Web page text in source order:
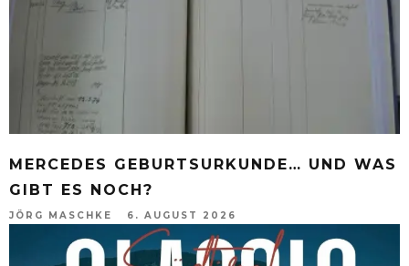
MERCEDES GEBURTSURKUNDE… UND WAS
GIBT ES NOCH?
JÖRG MASCHKE 6. AUGUST 2026